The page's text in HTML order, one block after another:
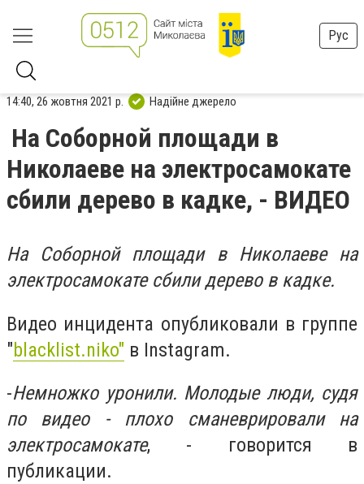
Рус
14:40, 26 жовтня 2021 р. Надійне джерело
На Соборной площади в
Николаеве на электросамокате
сбили дерево в кадке, - ВИДЕО
На Соборной площади в Николаеве на
электросамокате сбили дерево в кадке.
Видео инцидента опубликовали в группе
"blacklist.niko" в Instagram.
-Немножко уронили. Молодые люди, судя
по видео - плохо сманеврировали на
электросамокате, - говорится в
публикации.